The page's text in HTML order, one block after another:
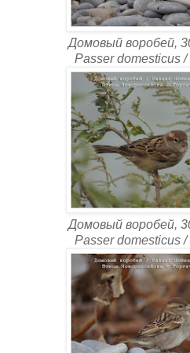
Домовый воробей,
Passer domesticus
Домовый воробей,
Passer domesticus